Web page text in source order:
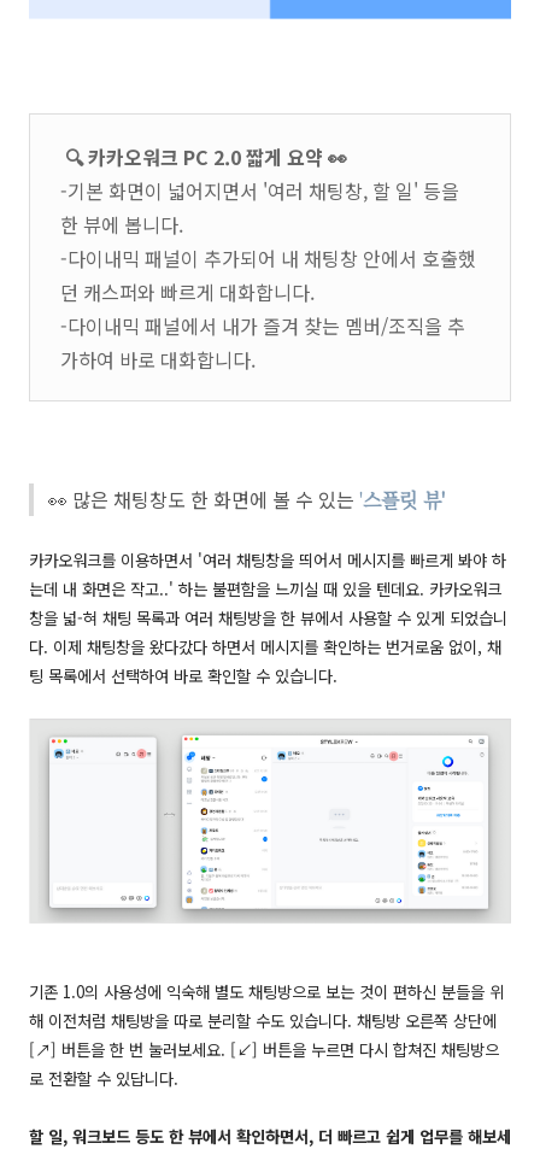
🔍 카카오워크 PC 2.0 짧게 요약 👀
-기본 화면이 넓어지면서 '여러 채팅창, 할 일' 등을
한 뷰에 봅니다.
-다이내믹 패널이 추가되어 내 채팅창 안에서 호출했
던 캐스퍼와 빠르게 대화합니다.
-다이내믹 패널에서 내가 즐겨 찾는 멤버/조직을 추
가하여 바로 대화합니다.
👀 많은 채팅창도 한 화면에 볼 수 있는 '스플릿 뷰'
카카오워크를 이용하면서 '여러 채팅창을 띄어서 메시지를 빠르게 봐야 하
는데 내 화면은 작고..' 하는 불편함을 느끼실 때 있을 텐데요. 카카오워크
창을 넓-혀 채팅 목록과 여러 채팅방을 한 뷰에서 사용할 수 있게 되었습니
다. 이제 채팅창을 왔다갔다 하면서 메시지를 확인하는 번거로움 없이, 채
팅 목록에서 선택하여 바로 확인할 수 있습니다.
기존 1.0의 사용성에 익숙해 별도 채팅방으로 보는 것이 편하신 분들을 위
해 이전처럼 채팅방을 따로 분리할 수도 있습니다. 채팅방 오른쪽 상단에
[↗️] 버튼을 한 번 눌러보세요. [↙️] 버튼을 누르면 다시 합쳐진 채팅방으
로 전환할 수 있답니다.
할 일, 워크보드 등도 한 뷰에서 확인하면서, 더 빠르고 쉽게 업무를 해보세